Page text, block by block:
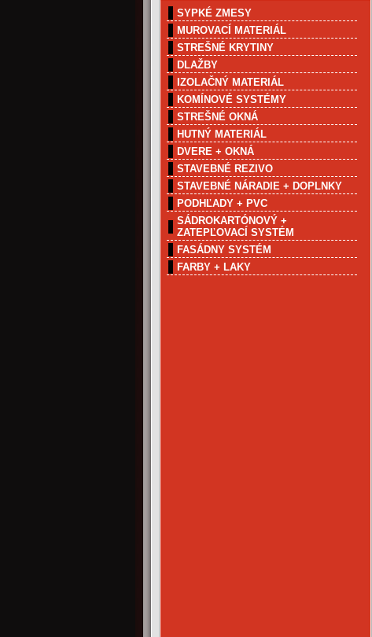
SYPKÉ ZMESY
MUROVACÍ MATERIÁL
STREŠNÉ KRYTINY
DLAŽBY
IZOLAČNÝ MATERIÁL
KOMÍNOVÉ SYSTÉMY
STREŠNÉ OKNÁ
HUTNÝ MATERIÁL
DVERE + OKNÁ
STAVEBNÉ REZIVO
STAVEBNÉ NÁRADIE + DOPLNKY
PODHĽADY + PVC
SÁDROKARTÓNOVÝ +
ZATEPĽOVACÍ SYSTÉM
FASÁDNY SYSTÉM
FARBY + LAKY